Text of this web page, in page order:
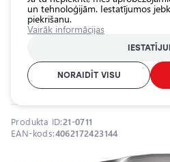
Papildu auto darba
lukturis 39W/116W/
lm/10000 lm, IP6K8,
OSRAM / 21-0711
Produkta ID:21-0711
EAN-kods:4062172423144
spuldzes
Ārējais auto
Iekšējais auto
apgaismojums
Auto
un tehnoloģijām. Iestatījumos
piekrišanu.
Vairāk informācijas
NORAIDĪT VISU